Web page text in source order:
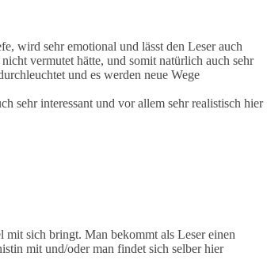
wird sehr emotional und lässt den Leser auch
vermutet hätte, und somit natürlich auch sehr
und es werden neue Wege
sehr interessant und vor allem sehr realistisch hier
mit sich bringt. Man bekommt als Leser einen
mit und/oder man findet sich selber hier